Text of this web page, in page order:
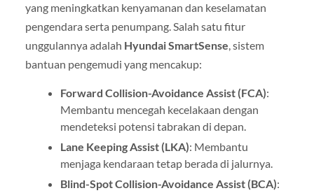
yang meningkatkan kenyamanan dan keselamatan
pengendara serta penumpang. Salah satu fitur
unggulannya adalah Hyundai SmartSense, sistem
bantuan pengemudi yang mencakup:
Forward Collision-Avoidance Assist (FCA):
Membantu mencegah kecelakaan dengan
mendeteksi potensi tabrakan di depan.
Lane Keeping Assist (LKA): Membantu
menjaga kendaraan tetap berada di jalurnya.
Blind-Spot Collision-Avoidance Assist (BCA):